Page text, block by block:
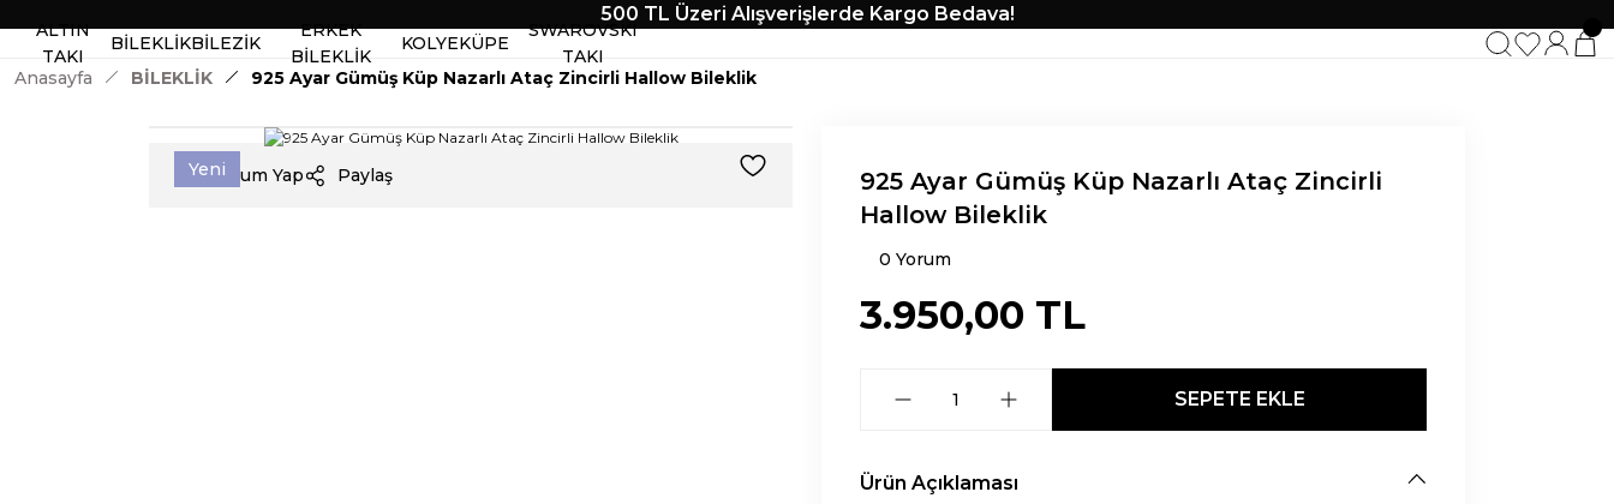
500 TL Üzeri Alışverişlerde Kargo Bedava!
ALTIN
TAKI
BİLEKLİKBİLEZİK
ERKEK
BİLEKLİK
KOLYEKÜPE
SWAROVSKI
TAKI
Anasayfa
BİLEKLİK 925 Ayar Gümüş Küp Nazarlı Ataç Zincirli Hallow Bileklik
YeniYorum Yap Paylaş
925 Ayar Gümüş Küp Nazarlı Ataç Zincirli
Hallow Bileklik
0 Yorum
3.950,00 TL
SEPETE EKLE
Ürün Açıklaması